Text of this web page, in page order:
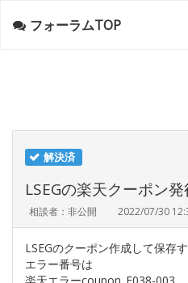
フォーラムTOP
解決済
LSEGの楽天クーポン
相談者：非公開 2022/07/30
LSEGのクーポン作成して保存
エラー番号は